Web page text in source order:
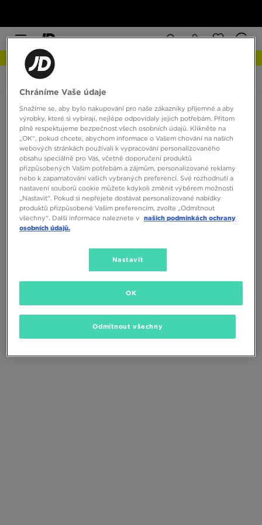
JD Sports Nike Huarache Run
Nike Huarache Run
0 produktů
Seřadit:Doporučené Filtrovat
Žádné produkty k zobrazení
Změňte kritéria vyhledávání nebo
odstraňte vybrané filtry
Chráníme Vaše údaje
Snažíme se, aby bylo nakupování pro naše zákazníky příjemné a aby
výrobky, které si vybírají, nejlépe odpovídaly jejich potřebám. Přitom
plně respektujeme bezpečnost všech osobních údajů. Klikněte na
„OK“, pokud chcete, abychom informace o Vašem chování na našich
webových stránkách používali k vypracování personalizovaného
obsahu speciálně pro Vás, včetně doporučení produktů
přizpůsobených Vašim potřebám a zájmům, personalizované reklamy
nebo k zapamatování vašich vybraných preferencí. Své rozhodnutí a
nastavení souborů cookie můžete kdykoli změnit výběrem možnosti
„Nastavit“. Pokud si nepřejete dostávat personalizované nabídky
produktů přizpůsobené Vašim preferencím, zvolte „Odmítnout
všechny“. Další informace naleznete v našich podmínkách ochrany
osobních údajů.
Nastavit
Odmítnout všechny
OK